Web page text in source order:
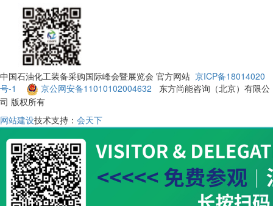
中国石油化工装备采购国际峰会暨展览会 官方网站 京ICP备18014020
号-1
京公网安备11010102004632 东方尚能咨询（北京）有限公
司 版权所有
网站建设技术支持： 会天下